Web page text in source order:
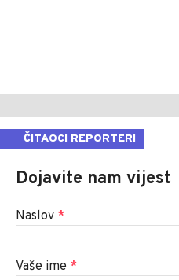
ČITAOCI REPORTERI
Dojavite nam vijest
Naslov *
Vaše ime *